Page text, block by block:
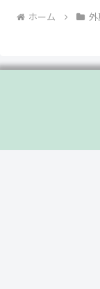
ホーム